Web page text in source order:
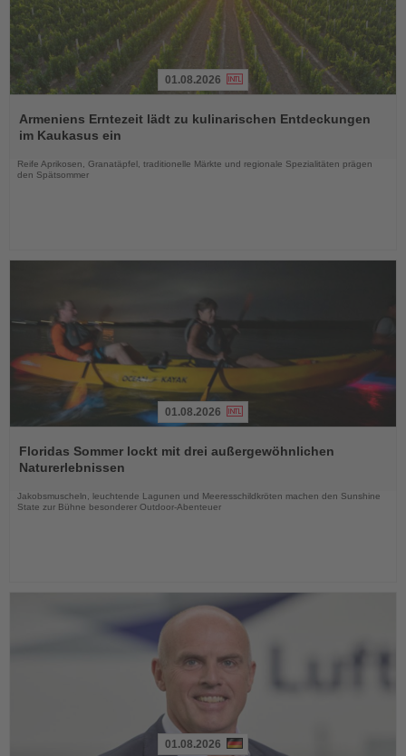
Sie
die
01.08.2026
Armeniens Erntezeit lädt zu kulinarischen Entdeckungen
im Kaukasus ein
Reife Aprikosen, Granatäpfel, traditionelle Märkte und regionale Spezialitäten prägen
den Spätsommer
Sie
die
01.08.2026
Floridas Sommer lockt mit drei außergewöhnlichen
Naturerlebnissen
Jakobsmuscheln, leuchtende Lagunen und Meeresschildkröten machen den Sunshine
State zur Bühne besonderer Outdoor-Abenteuer
01.08.2026